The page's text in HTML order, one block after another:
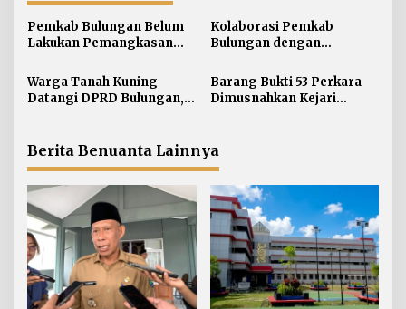
s
i
o
Pemkab Bulungan Belum
Lakukan Pemangkasan
Ada Arahan Pusat
Kolaborasi Pemkab
Bulungan dengan
Desa/Kelurahan Satu
Sarjana
Warga Tanah Kuning
Datangi DPRD Bulungan,
Diselesaikan
Barang Bukti 53 Perkara
Dimusnahkan Kejari
Berita Benuanta Lainnya